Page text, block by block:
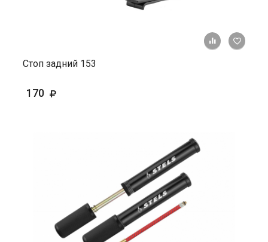
+ К
Стоп задний 153
170